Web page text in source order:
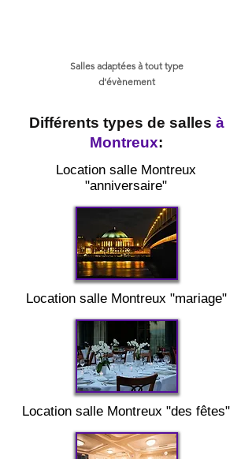
Salles adaptées à tout type
d'évènement
Différents types de salles à
Montreux:
Location salle Montreux
"anniversaire"
Location salle Montreux "mariage"
Location salle Montreux "des fêtes"